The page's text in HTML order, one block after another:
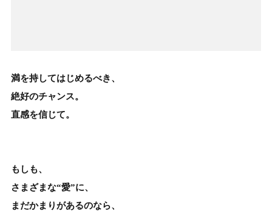
満を持してはじめるべき、
絶好のチャンス。
直感を信じて。
もしも、
さまざまな“愛”に、
まだかまりがあるのなら、